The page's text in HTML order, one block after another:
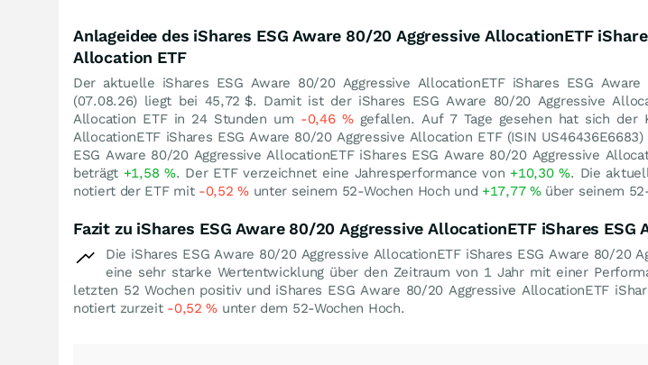
Anlageidee des iShares ESG Aware 80/20 Aggressive AllocationETF
Allocation ETF
Der aktuelle iShares ESG Aware 80/20 Aggressive AllocationETF iShares ESG
(07.08.26) liegt bei 45,72 $. Damit ist der iShares ESG Aware 80/20 Aggressive
Allocation ETF in 24 Stunden um -0,46 %gefallen. Auf 7 Tage gesehen hat sich der
AllocationETF iShares ESG Aware 80/20 Aggressive Allocation ETF (ISIN US46436E6683)
ESG Aware 80/20 Aggressive AllocationETF iShares ESG Aware 80/20 Aggressive
beträgt +1,58%. Der ETF verzeichnet eine Jahresperformance von +10,30%. Die
notiert der ETF mit -0,52%unter seinem 52-Wochen Hoch und +17,77 %über seinem
Fazit zu iShares ESG Aware 80/20 Aggressive AllocationETF iShares
Die iShares ESG Aware 80/20 Aggressive AllocationETF iShares ESG Aware 80/20
eine sehr starke Wertentwicklung über den Zeitraum von 1 Jahr mit einer
letzten 52 Wochen positiv und iShares ESG Aware 80/20 Aggressive AllocationETF
notiert zurzeit -0,52% unter dem 52-Wochen Hoch.